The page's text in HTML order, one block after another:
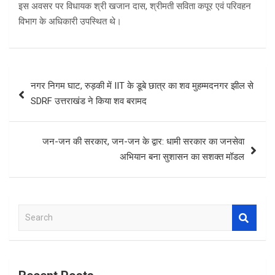
इस अवसर पर विधायक श्री खजान दास, श्रीमती सविता कपूर एवं परिवहन
विभाग के अधिकारी उपस्थित थे।
navigation
नगर निगम घाट, रुड़की में IIT के डूबे छात्र का शव मुहम्मदनगर झील से
SDRF उत्तराखंड ने किया शव बरामद
जन-जन की सरकार, जन-जन के द्वार: धामी सरकार का जनसेवा
अभियान बना सुशासन का सशक्त मॉडल
a